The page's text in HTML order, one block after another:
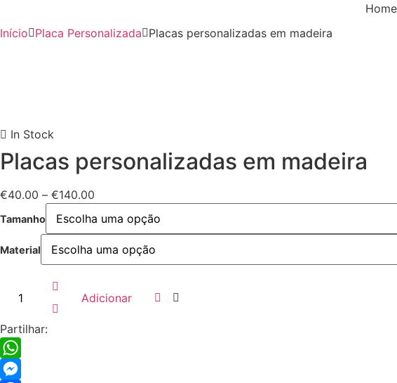
Home
Início Placa Personalizada Placas personalizadas em madeira
In Stock
Placas personalizadas em madeira
€40.00 – €140.00
€40.00
through
€140.00
Tamanho
Material
Quantidade
Placas
personalizadas
em
madeira
Adicionar
Partilhar:
WhatsApp